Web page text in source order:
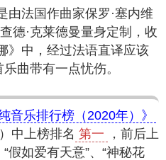
由法国作曲家保罗·塞内维
德·克莱德曼量身定制，收
》中，经过法语直译应该
曲带有一点忧伤。
音乐排行榜（2020年）》
中上榜排名 第一
，前后上
假如爱有天意”、“神秘花